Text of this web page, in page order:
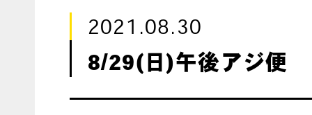
2021.08.30
8/29(日)午後アジ便